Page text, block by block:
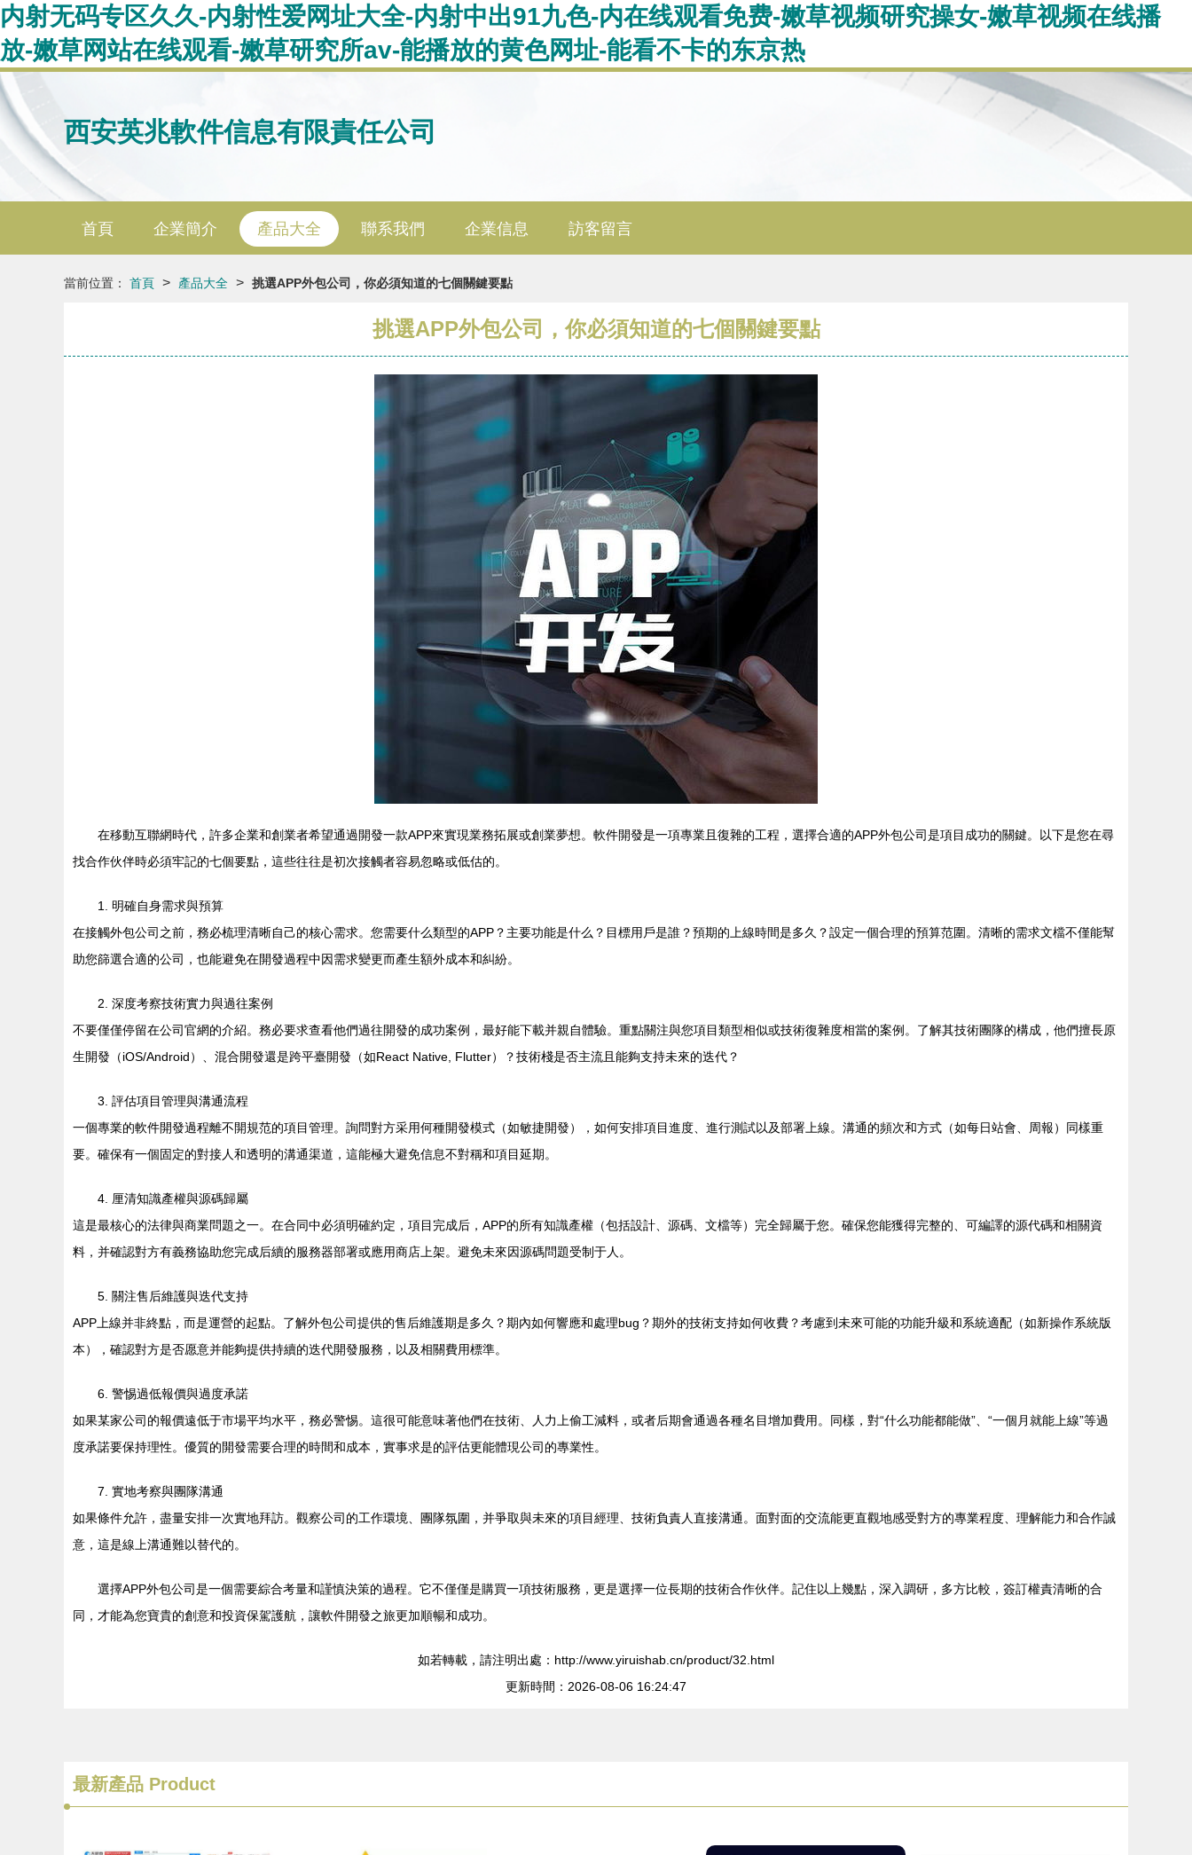
内射无码专区久久-内射性爱网址大全-内射中出91九色-内在线观看免费-嫩草视频研究操女-嫩草视频在线播
放-嫩草网站在线观看-嫩草研究所av-能播放的黄色网址-能看不卡的东京热
西安英兆軟件信息有限責任公司
首頁 企業簡介 產品大全 聯系我們 企業信息 訪客留言
當前位置： 首頁 > 產品大全 > 挑選APP外包公司，你必須知道的七個關鍵要點
挑選APP外包公司，你必須知道的七個關鍵要點
在移動互聯網時代，許多企業和創業者希望通過開發一款APP來實現業務拓展或創業夢想。軟件開發是一項專業且復雜的工程，選擇合適的APP外包公司是項目成功的關鍵。以下是您在尋
找合作伙伴時必須牢記的七個要點，這些往往是初次接觸者容易忽略或低估的。
1. 明確自身需求與預算
在接觸外包公司之前，務必梳理清晰自己的核心需求。您需要什么類型的APP？主要功能是什么？目標用戶是誰？預期的上線時間是多久？設定一個合理的預算范圍。清晰的需求文檔不僅能幫
助您篩選合適的公司，也能避免在開發過程中因需求變更而產生額外成本和糾紛。
2. 深度考察技術實力與過往案例
不要僅僅停留在公司官網的介紹。務必要求查看他們過往開發的成功案例，最好能下載并親自體驗。重點關注與您項目類型相似或技術復雜度相當的案例。了解其技術團隊的構成，他們擅長原
生開發（iOS/Android）、混合開發還是跨平臺開發（如React Native, Flutter）？技術棧是否主流且能夠支持未來的迭代？
3. 評估項目管理與溝通流程
一個專業的軟件開發過程離不開規范的項目管理。詢問對方采用何種開發模式（如敏捷開發），如何安排項目進度、進行測試以及部署上線。溝通的頻次和方式（如每日站會、周報）同樣重
要。確保有一個固定的對接人和透明的溝通渠道，這能極大避免信息不對稱和項目延期。
4. 厘清知識產權與源碼歸屬
這是最核心的法律與商業問題之一。在合同中必須明確約定，項目完成后，APP的所有知識產權（包括設計、源碼、文檔等）完全歸屬于您。確保您能獲得完整的、可編譯的源代碼和相關資
料，并確認對方有義務協助您完成后續的服務器部署或應用商店上架。避免未來因源碼問題受制于人。
5. 關注售后維護與迭代支持
APP上線并非終點，而是運營的起點。了解外包公司提供的售后維護期是多久？期內如何響應和處理bug？期外的技術支持如何收費？考慮到未來可能的功能升級和系統適配（如新操作系統版
本），確認對方是否愿意并能夠提供持續的迭代開發服務，以及相關費用標準。
6. 警惕過低報價與過度承諾
如果某家公司的報價遠低于市場平均水平，務必警惕。這很可能意味著他們在技術、人力上偷工減料，或者后期會通過各種名目增加費用。同樣，對“什么功能都能做”、“一個月就能上線”等過
度承諾要保持理性。優質的開發需要合理的時間和成本，實事求是的評估更能體現公司的專業性。
7. 實地考察與團隊溝通
如果條件允許，盡量安排一次實地拜訪。觀察公司的工作環境、團隊氛圍，并爭取與未來的項目經理、技術負責人直接溝通。面對面的交流能更直觀地感受對方的專業程度、理解能力和合作誠
意，這是線上溝通難以替代的。
選擇APP外包公司是一個需要綜合考量和謹慎決策的過程。它不僅僅是購買一項技術服務，更是選擇一位長期的技術合作伙伴。記住以上幾點，深入調研，多方比較，簽訂權責清晰的合
同，才能為您寶貴的創意和投資保駕護航，讓軟件開發之旅更加順暢和成功。
如若轉載，請注明出處：http://www.yiruishab.cn/product/32.html
更新時間：2026-08-06 16:24:47
最新產品 Product